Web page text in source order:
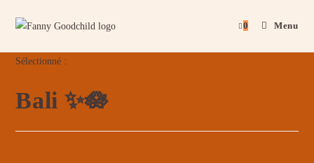
0 Menu
Sélectionné :
Bali ✨🪷